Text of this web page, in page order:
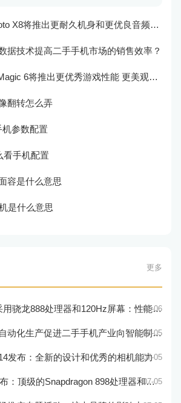
Motorola Moto X8将推出更耐久机身和更优良音频效果
据技术提高二手手机市场的销售效率？
Nubia Red Magic 6将推出更优秀游戏性能 更美观的外观设计
翻转怎么弄
参数配置
看手机配置
容是什么意思
是什么意思
更多
龙888处理器和120Hz屏幕：性能和显示效果出色07-06
化生产促进二手手机产业向智能制造转型07-05
发布：全新的设计和优秀的相机能力07-05
级的Snapdragon 898处理器和高品质视觉体验07-05